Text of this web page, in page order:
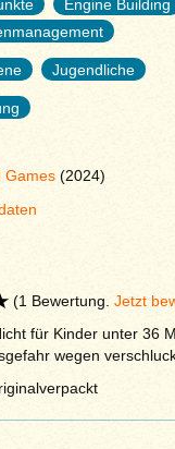
Engine Building
Jugendliche
Games(2024)
(1 Bewertung. Jetzt
für Kinder unter 36
wegen